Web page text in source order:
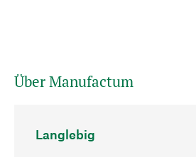
Über Manufactum
Langlebig